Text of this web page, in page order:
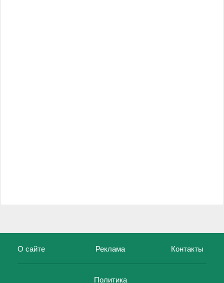
О сайте Реклама Контакты
Политика